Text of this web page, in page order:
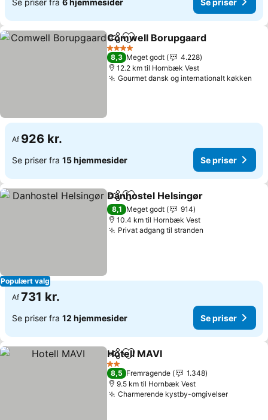
Del Føj til favoritter
Comwell Borupgaard
4 Stjerner
8,3 Meget godt
4.228
12.2 km til Hornbæk Vest
Gourmet dansk og internationalt køkken
Af 926 kr.
Se priser fra 15 hjemmesider Se priser
Populært valg
Del Føj til favoritter
Danhostel Helsingør
8,1 Meget godt
914
10.4 km til Hornbæk Vest
Privat adgang til stranden
Af 731 kr.
Se priser fra 12 hjemmesider Se priser
Del Føj til favoritter
Hotell MAVI
2 Stjerner
8,5 Fremragende
1.348
9.5 km til Hornbæk Vest
Charmerende kystby-omgivelser